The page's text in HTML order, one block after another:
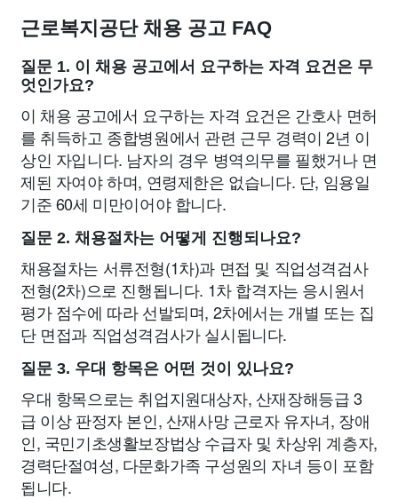
근로복지공단 채용 공고 FAQ
질문 1. 이 채용 공고에서 요구하는 자격 요건은 무
엇인가요?
이 채용 공고에서 요구하는 자격 요건은 간호사 면허
를 취득하고 종합병원에서 관련 근무 경력이 2년 이
상인 자입니다. 남자의 경우 병역의무를 필했거나 면
제된 자여야 하며, 연령제한은 없습니다. 단, 임용일
기준 60세 미만이어야 합니다.
질문 2. 채용절차는 어떻게 진행되나요?
채용절차는 서류전형(1차)과 면접 및 직업성격검사
전형(2차)으로 진행됩니다. 1차 합격자는 응시원서
평가 점수에 따라 선발되며, 2차에서는 개별 또는 집
단 면접과 직업성격검사가 실시됩니다.
질문 3. 우대 항목은 어떤 것이 있나요?
우대 항목으로는 취업지원대상자, 산재장해등급 3
급 이상 판정자 본인, 산재사망 근로자 유자녀, 장애
인, 국민기초생활보장법상 수급자 및 차상위 계층자,
경력단절여성, 다문화가족 구성원의 자녀 등이 포함
됩니다.